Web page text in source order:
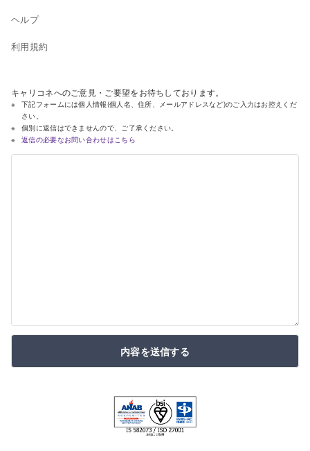
ヘルプ
利用規約
キャリコネへのご意見・ご要望をお待ちしております。
下記フォームには個人情報(個人名、住所、メールアドレスなど)のご入力はお控えくだ
さい。
個別に返信はできませんので、ご了承ください。
返信の必要なお問い合わせはこちら
内容を送信する